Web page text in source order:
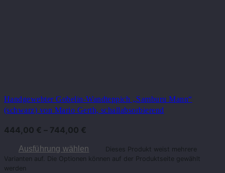
Handgewebter Gobelin-Wandteppich „Samburu Mann“
(schwarz) von Mario Gerth, schallabsorbierend
444,00 € – 744,00 €
Ausführung wählen
Dieses Produkt weist mehrere
Varianten auf. Die Optionen können auf der Produktseite gewählt
werden